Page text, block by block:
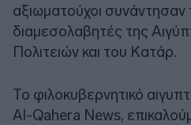
αξιωματούχοι
διαμεσολαβητές της
Πολιτειών και του Κατάρ.
Το φιλοκυβερνητικό
Al-Qahera News,